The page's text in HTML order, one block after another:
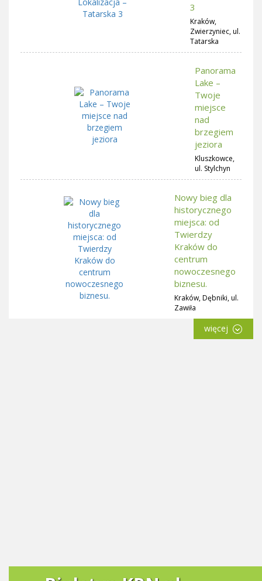
3
Kraków,
Zwierzyniec, ul.
Tatarska
Panorama
Lake –
Twoje
miejsce
nad
brzegiem
jeziora
Kluszkowce,
ul. Stylchyn
Nowy bieg dla
historycznego
miejsca: od
Twierdzy
Kraków do
centrum
nowoczesnego
biznesu.
Kraków, Dębniki, ul.
Zawiła
więcej